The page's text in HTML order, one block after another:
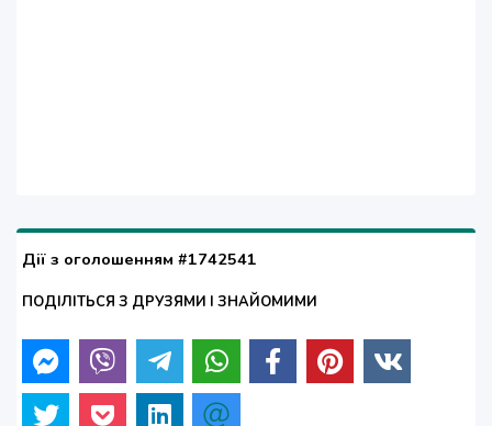
Дії з оголошенням #1742541
ПОДІЛІТЬСЯ З ДРУЗЯМИ І ЗНАЙОМИМИ